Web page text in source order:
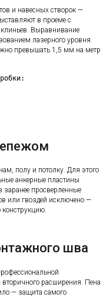
и навесных створок —
в проеме с
Выравнивание
лазерного уровня.
превышать 1,5 мм на метр
полу и потолку. Для этого
анкерные пластины
просверленные
или гвоздей исключено —
конструкцию.
шва
расширения. Пена
— защита самого